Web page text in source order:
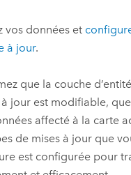
vos données et
à jour.
que la couche
jour est modifiable,
affecté à la carte
de mises à jour que
est configurée pour